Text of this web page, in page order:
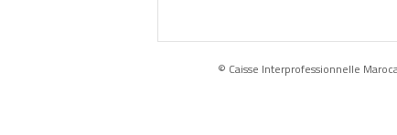
© Caisse Interprofessionnelle